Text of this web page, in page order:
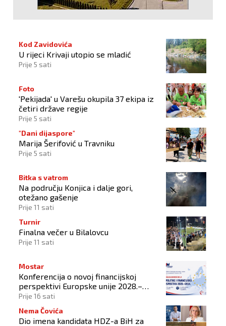
Kod Zavidovića
U rijeci Krivaji utopio se mladić
Prije 5 sati
Foto
'Pekijada' u Varešu okupila 37 ekipa iz
četiri države regije
Prije 5 sati
"Dani dijaspore"
Marija Šerifović u Travniku
Prije 5 sati
Bitka s vatrom
Na području Konjica i dalje gori,
otežano gašenje
Prije 11 sati
Turnir
Finalna večer u Bilalovcu
Prije 11 sati
Mostar
Konferencija o novoj financijskoj
perspektivi Europske unije 2028.–
2034.
Prije 16 sati
Nema Čovića
Dio imena kandidata HDZ-a BiH za